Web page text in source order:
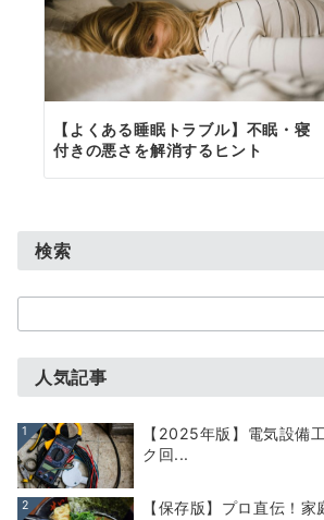
【よくある睡眠トラブル】不眠・寝
付きの悪さを解消するヒント
検索
索
人気記事
1
【2025年版】電気設備
ク回...
2
【保存版】プロ直伝！家